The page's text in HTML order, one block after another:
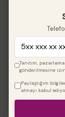
Tanıtım,
gönderilmesine
Paylaştığım
almayı kabul